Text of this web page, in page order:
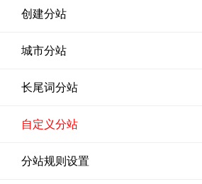
创建分站
城市分站
长尾词分站
自定义分站
分站规则设置